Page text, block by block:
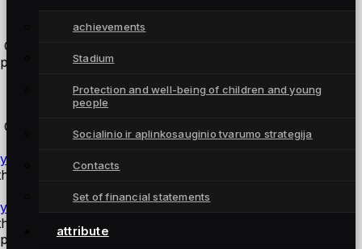
achievements
Stadium
Protection and well-being of children and young
people
Socialinio ir aplinkosauginio tvarumo strategija
Contacts
Set of financial statements
attribute
FS
coaches
training coach Andrius Daškus
Martynas Norvilas
FS